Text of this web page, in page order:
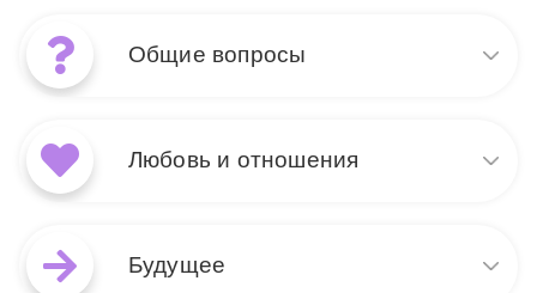
Общие вопросы
Туз Кубков в общих
удовлетворения. Император,
Любовь и отношения
Будущее